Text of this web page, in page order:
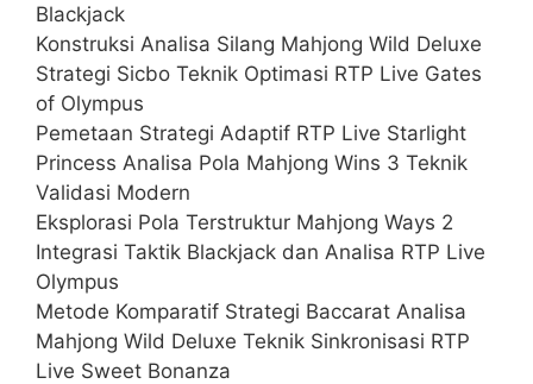
Blackjack
Konstruksi Analisa Silang Mahjong Wild Deluxe
Strategi Sicbo Teknik Optimasi RTP Live Gates
of Olympus
Pemetaan Strategi Adaptif RTP Live Starlight
Princess Analisa Pola Mahjong Wins 3 Teknik
Validasi Modern
Eksplorasi Pola Terstruktur Mahjong Ways 2
Integrasi Taktik Blackjack dan Analisa RTP Live
Olympus
Metode Komparatif Strategi Baccarat Analisa
Mahjong Wild Deluxe Teknik Sinkronisasi RTP
Live Sweet Bonanza